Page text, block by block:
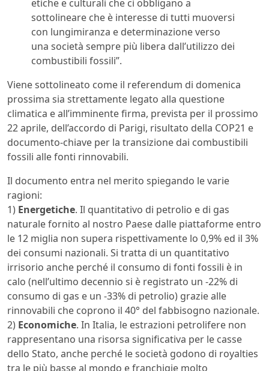
etiche e culturali che ci obbligano a
sottolineare che è interesse di tutti muoversi
con lungimiranza e determinazione verso
una società sempre più libera dall’utilizzo dei
combustibili fossili”.
Viene sottolineato come il referendum di domenica
prossima sia strettamente legato alla questione
climatica e all’imminente firma, prevista per il prossimo
22 aprile, dell’accordo di Parigi, risultato della COP21 e
documento-chiave per la transizione dai combustibili
fossili alle fonti rinnovabili.
Il documento entra nel merito spiegando le varie
ragioni:
1) Energetiche. Il quantitativo di petrolio e di gas
naturale fornito al nostro Paese dalle piattaforme entro
le 12 miglia non supera rispettivamente lo 0,9% ed il 3%
dei consumi nazionali. Si tratta di un quantitativo
irrisorio anche perché il consumo di fonti fossili è in
calo (nell’ultimo decennio si è registrato un -22% di
consumo di gas e un -33% di petrolio) grazie alle
rinnovabili che coprono il 40° del fabbisogno nazionale.
2) Economiche. In Italia, le estrazioni petrolifere non
rappresentano una risorsa significativa per le casse
dello Stato, anche perché le società godono di royalties
tra le più basse al mondo e franchigie molto